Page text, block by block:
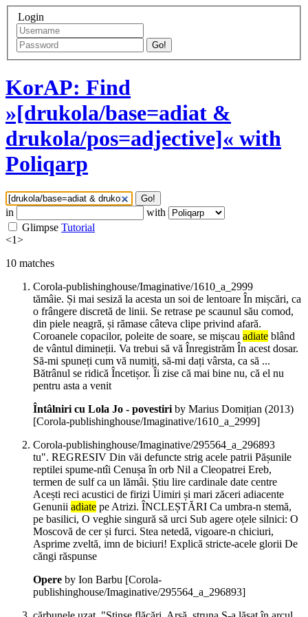
Login
Go!
KorAP: Find
»[drukola/base=adiat &
drukola/pos=adjective]« with
Poliqarp
Go!
in
with
Glimpse Tutorial
<1>
10 matches
Corola-publishinghouse/Imaginative/1610_a_2999
tămâie. Și mai sesiză la acesta un soi de lentoare În mișcări, ca
o frângere discretă de linii. Se retrase pe scaunul său comod,
din piele neagră, și rămase câteva clipe privind afară.
Coroanele copacilor, poleite de soare, se mișcau adiate blând
de vântul dimineții. Va trebui să vă Înregistrăm În acest dosar.
Să-mi spuneți cum vă numiți, să-mi dați vârsta, ca să ...
Bătrânul se ridică Încetișor. Îi zise că mai bine nu, că el nu
pentru asta a venit
Întâlniri cu Lola Jo - povestiriby Marius Domițian (2013)
[Corola-publishinghouse/Imaginative/1610_a_2999]
Corola-publishinghouse/Imaginative/295564_a_296893
tu". REGRESIV Din văi defuncte strig acele patrii Pășunile
reptilei spume-ntîi Cenușa în orb Nil a Cleopatrei Ereb,
termen de sulf ca un lămâi. Știu lire cardinale date centre
Acești reci acustici de firizi Uimiri și mari zăceri adiacente
Genunii adiate pe Atrizi. ÎNCLEȘTĂRI Ca umbra-n stemă,
pe basilici, O veghie singură să urci Sub agere oțele silnici: O
Moscovă de cer și furci. Stea netedă, vigoare-n chiciuri,
Asprime zveltă, imn de biciuri! Explică stricte-acele glorii De
căngi răspunse
Opere by Ion Barbu [Corola-
publishinghouse/Imaginative/295564_a_296893]